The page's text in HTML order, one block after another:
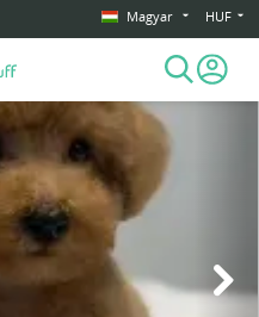
Magyar HUF